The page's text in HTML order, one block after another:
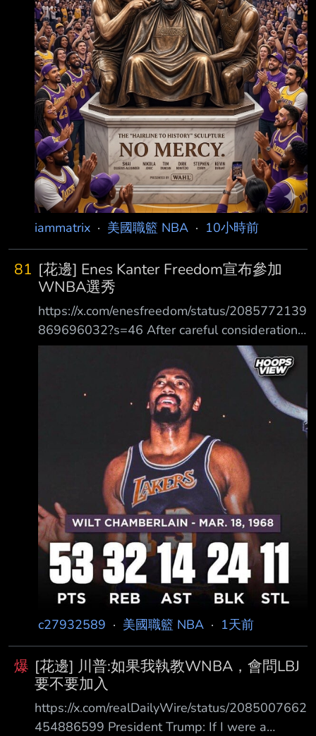
iammatrix · 美國職籃 NBA · 10小時前
81 [花邊] Enes Kanter Freedom宣布參加
WNBA選秀
https://x.com/enesfreedom/status/2085772139
869696032?s=46 After careful consideration
and reviewing the current eligibility guidelines,
I’m officially declaring myself a @WNBA
prospect. If simply declaring who you are is all
that’s required, then I meet e
c27932589 · 美國職籃 NBA · 1天前
爆 [花邊] 川普:如果我執教WNBA，會問LBJ
要不要加入
https://x.com/realDailyWire/status/2085007662
454886599 President Trump: If I were a